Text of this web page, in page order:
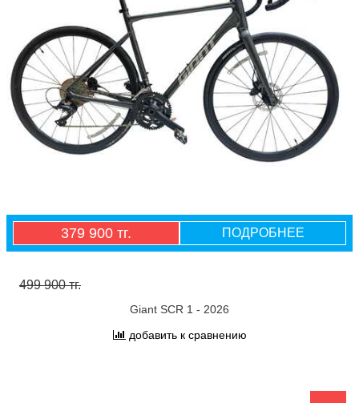
379 900 тг. ПОДРОБНЕЕ
499 900 тг.
Giant SCR 1 - 2026
добавить к сравнению